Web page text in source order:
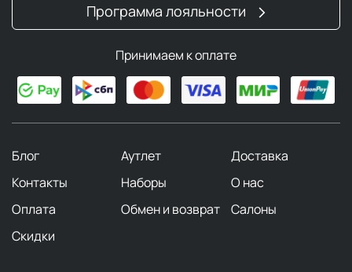
Программа лояльности
Принимаем к оплате
Блог Аутлет
Доставка
Контакты
Наборы
О нас
Оплата
Обмен и возврат
Салоны
Скидки